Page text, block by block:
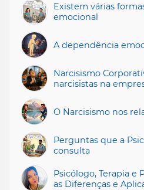
Existem várias
emocional
A dependência
Narcisismo
narcisistas na
O Narcisismo nos
Perguntas que a
consulta
Psicólogo, Terapia e
as Diferenças e